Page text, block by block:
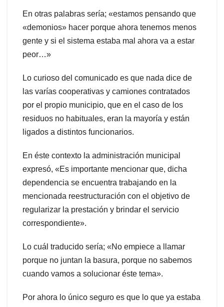
En otras palabras sería; «estamos pensando que
«demonios» hacer porque ahora tenemos menos
gente y si el sistema estaba mal ahora va a estar
peor…»
Lo curioso del comunicado es que nada dice de
las varías cooperativas y camiones contratados
por el propio municipio, que en el caso de los
residuos no habituales, eran la mayoría y están
ligados a distintos funcionarios.
En éste contexto la administración municipal
expresó, «Es importante mencionar que, dicha
dependencia se encuentra trabajando en la
mencionada reestructuración con el objetivo de
regularizar la prestación y brindar el servicio
correspondiente».
Lo cuál traducido sería; «No empiece a llamar
porque no juntan la basura, porque no sabemos
cuando vamos a solucionar éste tema».
Por ahora lo único seguro es que lo que ya estaba